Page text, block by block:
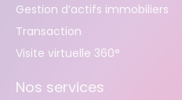
Gestion d’actifs immobiliers
Transaction
Visite virtuelle 360°
Nos services